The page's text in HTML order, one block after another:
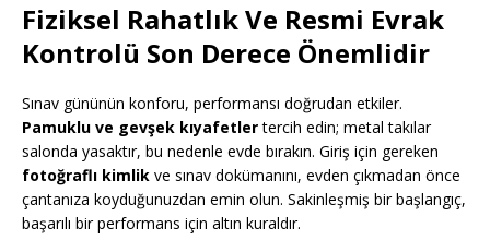
Fiziksel Rahatlık Ve Resmi Evrak
Kontrolü Son Derece Önemlidir
Sınav gününün konforu, performansı doğrudan etkiler.
Pamuklu ve gevşek kıyafetlertercih edin; metal takılar
salonda yasaktır, bu nedenle evde bırakın. Giriş için gereken
fotoğraflı kimlik ve sınav dokümanını, evden çıkmadan önce
çantanıza koyduğunuzdan emin olun. Sakinleşmiş bir başlangıç,
başarılı bir performans için altın kuraldır.